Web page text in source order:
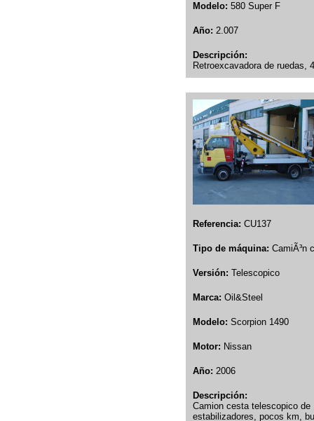
Modelo: 580 Super F
Año: 2.007
Descripción:
Retroexcavadora de ruedas,
Referencia: CU137
Tipo de máquina: CamiÃ³n
Versión: Telescopico
Marca: Oil&Steel
Modelo: Scorpion 1490
Motor: Nissan
Año: 2006
Descripción:
Camion cesta telescopico
estabilizadores, pocos km,